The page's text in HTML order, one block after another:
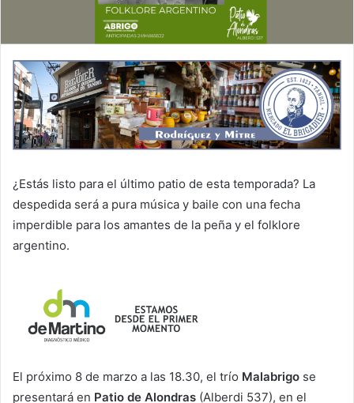
¿Estás listo para el último patio de esta temporada? La
despedida será a pura música y baile con una fecha
imperdible para los amantes de la peña y el folklore
argentino.
El próximo 8 de marzo a las 18.30, el trío Malabrigo se
presentará en Patio de Alondras (Alberdi 537), en el